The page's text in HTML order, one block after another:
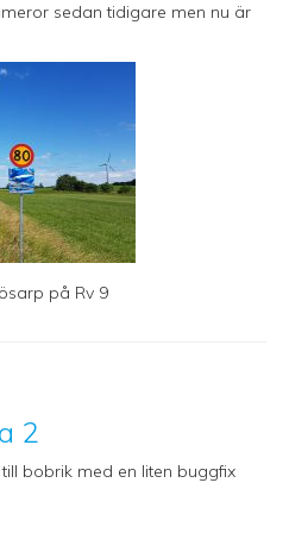
sedan tidigare men nu är
på Rv 9
2
bobrik med en liten buggfix